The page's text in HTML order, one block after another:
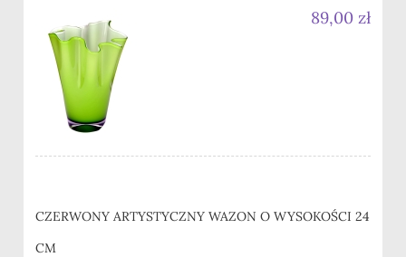
89,00 zł
CZERWONY ARTYSTYCZNY WAZON O WYSOKOŚCI 24
CM